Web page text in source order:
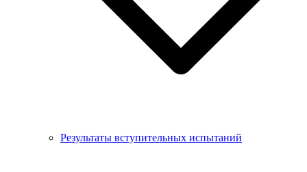
Результаты вступительных испытаний